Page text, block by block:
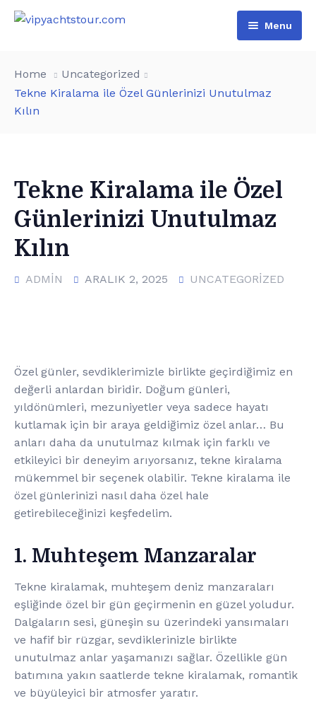
Menu
All Boats
Special Day Events
List of water sports
Additional services
Türkçe
English
Home
Uncategorized
Tekne Kiralama ile Özel Günlerinizi Unutulmaz
Kılın
Tekne Kiralama ile Özel
Günlerinizi Unutulmaz
Kılın
ADMIN ARALIK 2, 2025 UNCATEGORIZED
Özel günler, sevdiklerimizle birlikte geçirdiğimiz en
değerli anlardan biridir. Doğum günleri,
yıldönümleri, mezuniyetler veya sadece hayatı
kutlamak için bir araya geldiğimiz özel anlar… Bu
anları daha da unutulmaz kılmak için farklı ve
etkileyici bir deneyim arıyorsanız, tekne kiralama
mükemmel bir seçenek olabilir. Tekne kiralama ile
özel günlerinizi nasıl daha özel hale
getirebileceğinizi keşfedelim.
1. Muhteşem Manzaralar
Tekne kiralamak, muhteşem deniz manzaraları
eşliğinde özel bir gün geçirmenin en güzel yoludur.
Dalgaların sesi, güneşin su üzerindeki yansımaları
ve hafif bir rüzgar, sevdiklerinizle birlikte
unutulmaz anlar yaşamanızı sağlar. Özellikle gün
batımına yakın saatlerde tekne kiralamak, romantik
ve büyüleyici bir atmosfer yaratır.